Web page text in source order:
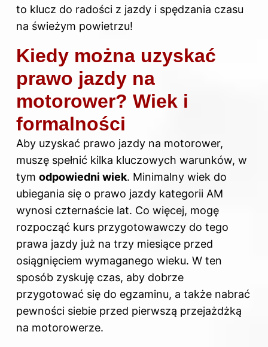
to klucz do radości z jazdy i spędzania czasu
na świeżym powietrzu!
Kiedy można uzyskać
prawo jazdy na
motorower? Wiek i
formalności
Aby uzyskać prawo jazdy na motorower,
muszę spełnić kilka kluczowych warunków, w
tym odpowiedni wiek. Minimalny wiek do
ubiegania się o prawo jazdy kategorii AM
wynosi czternaście lat. Co więcej, mogę
rozpocząć kurs przygotowawczy do tego
prawa jazdy już na trzy miesiące przed
osiągnięciem wymaganego wieku. W ten
sposób zyskuję czas, aby dobrze
przygotować się do egzaminu, a także nabrać
pewności siebie przed pierwszą przejażdżką
na motorowerze.